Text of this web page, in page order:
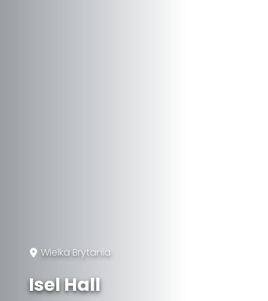
Wielka Brytania
Isel Hall